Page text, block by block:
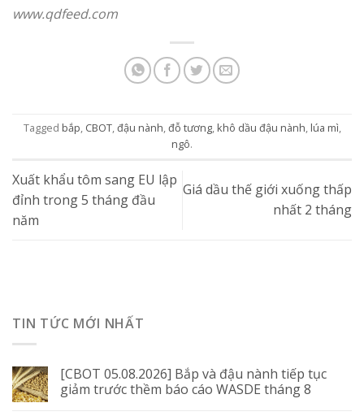
www.qdfeed.com
Tagged bắp, CBOT,đậu nành,đỗ tương, khô dầu đậu nành, lúa mì,
ngô.
Xuất khẩu tôm sang EU lập
đỉnh trong 5 tháng đầu
năm
Giá dầu thế giới xuống thấp
nhất 2 tháng
TIN TỨC MỚI NHẤT
[CBOT 05.08.2026] Bắp và đậu nành tiếp tục
giảm trước thềm báo cáo WASDE tháng 8